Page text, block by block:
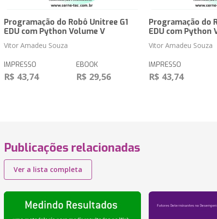
Programação do Robô Unitree G1
EDU com Python Volume V
Vitor Amadeu Souza
IMPRESSO
R$ 43,74
EBOOK
R$ 29,56
Programação do
EDU com Python
Vitor Amadeu Souza
IMPRESSO
R$ 43,74
Publicações relacionadas
Ver a lista completa